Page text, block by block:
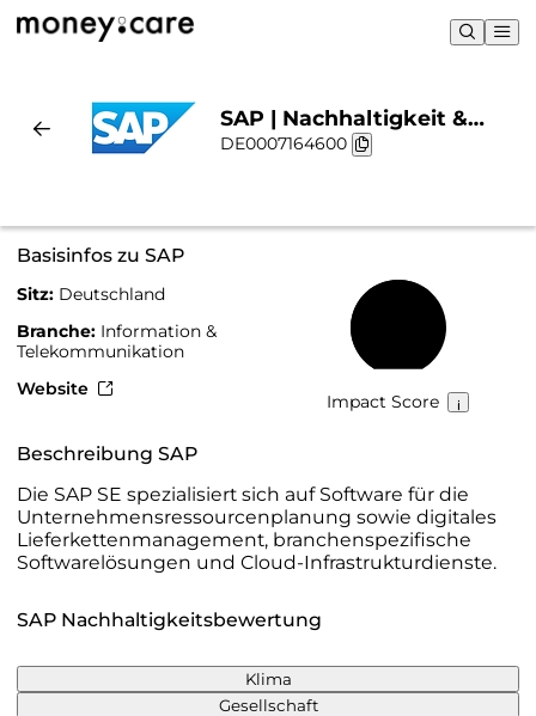
SAP | Nachhaltigkeit &
Chart
DE0007164600
Basisinfos zu SAP
Sitz: Deutschland
Branche: Information &
Telekommunikation
Website
Impact Score
Beschreibung SAP
Die SAP SE spezialisiert sich auf Software für die
Unternehmensressourcenplanung sowie digitales
Lieferkettenmanagement, branchenspezifische
Softwarelösungen und Cloud-Infrastrukturdienste.
SAP Nachhaltigkeitsbewertung
Klima
Gesellschaft